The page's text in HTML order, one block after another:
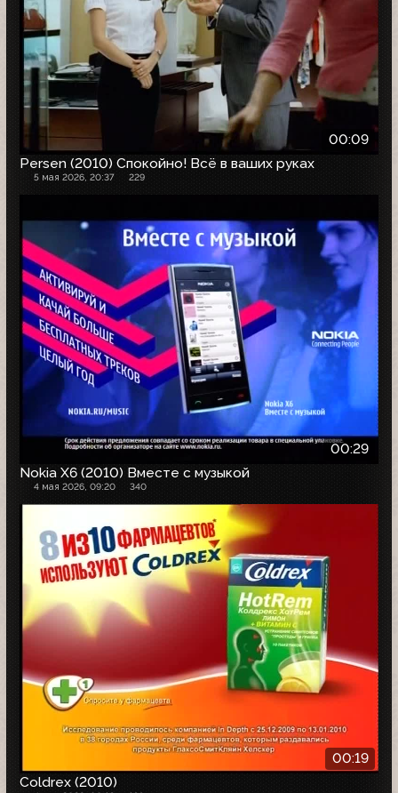
00:09
Persen (2010) Спокойно! Всё в ваших руках
5 мая 2026, 20:37 229
00:29
Nokia X6 (2010) Вместе с музыкой
4 мая 2026, 09:20 340
00:19
Coldrex (2010)